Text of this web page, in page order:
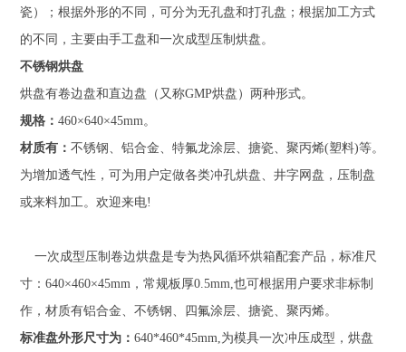
心
服
务
中
心
联
我
瓷）；根据外形的不同，可分为无孔盘和打孔盘；根据加工方式
的不同，主要由手工盘和一次成型压制烘盘。
不锈钢烘盘
烘盘有卷边盘和直边盘（又称GMP烘盘）两种形式。
规格：460×640×45mm。
材质有：不锈钢、铝合金、特氟龙涂层、搪瓷、聚丙烯(塑料)等。
为增加透气性，可为用户定做各类冲孔烘盘、井字网盘，压制盘
或来料加工。欢迎来电!
一次成型压制卷边烘盘是专为热风循环烘箱配套产品，标准尺
寸：640×460×45mm，常规板厚0.5mm,也可根据用户要求非标制
作，材质有铝合金、不锈钢、四氟涂层、搪瓷、聚丙烯。
标准盘外形尺寸为：640*460*45mm,为模具一次冲压成型，烘盘